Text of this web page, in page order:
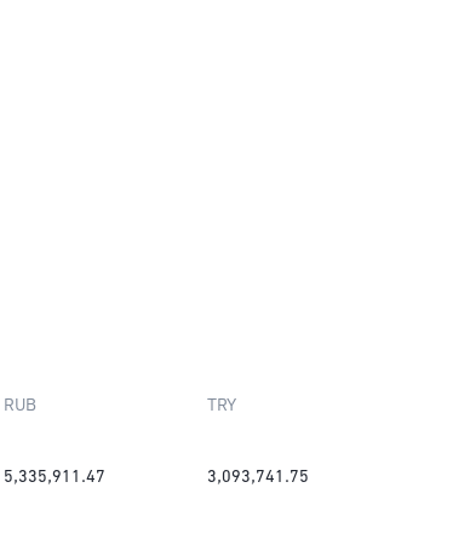
RUB TRY
5,335,911.47 3,093,741.75